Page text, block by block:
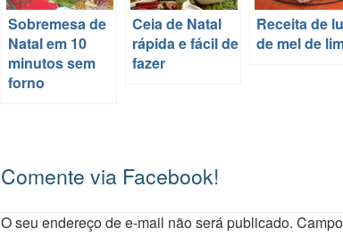
Sobremesa de
Natal em 10
minutos sem
forno
Ceia de Natal
rápida e fácil de
fazer
Receita de
de mel de
Comente via Facebook!
O seu endereço de e-mail não será publicado.